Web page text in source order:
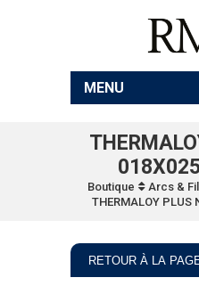
MENU
Boutique Arcs &
THERMALOY PLUS
RETOUR À LA